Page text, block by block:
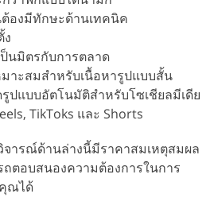
ต้องมีทักษะด้านเทคนิค
ง
ป็นมิตรกับการตลาด
มาะสมสำหรับเนื้อหารูปแบบสั้น
ปแบบอัตโนมัติสำหรับโซเชียลมีเดีย
TikToks และ Shorts
จารณ์ด้านล่างนี้มีราคาสมเหตุสมผล
ตอบสนองความต้องการในการ
ณได้